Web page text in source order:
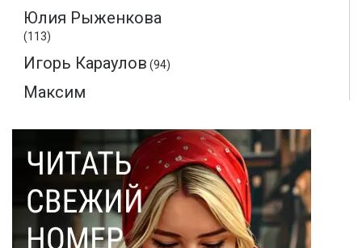
Юлия Рыженкова
(113)
Игорь Караулов (94)
Максим
Монте-Кристо(40)
Ольга Соловьева
(28)
Эдмон Дантес(28)